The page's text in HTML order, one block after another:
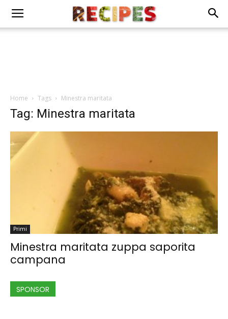
Home Tags Minestra maritata
Tag: Minestra maritata
Primi
Minestra maritata zuppa saporita
campana
SPONSOR